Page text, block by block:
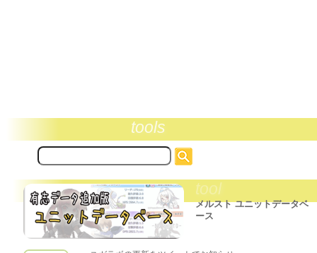
tools
サ
イ
内
検
索:
tool
メルスト ユニットデータベ
ース